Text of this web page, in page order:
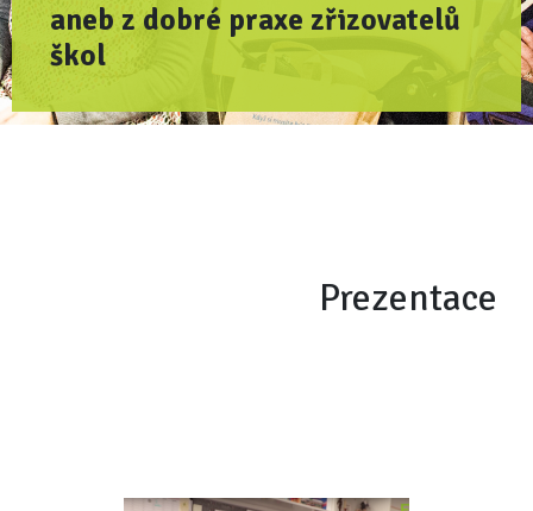
aneb z dobré praxe zřizovatelů
škol
Prezentace